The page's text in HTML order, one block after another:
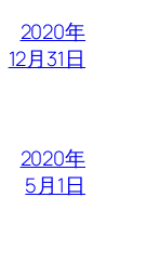
2020年
12月31日
2020年
5月1日